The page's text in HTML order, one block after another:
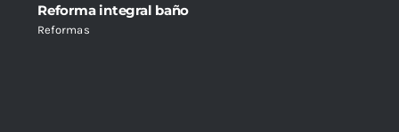
Reforma integral baño
Reformas